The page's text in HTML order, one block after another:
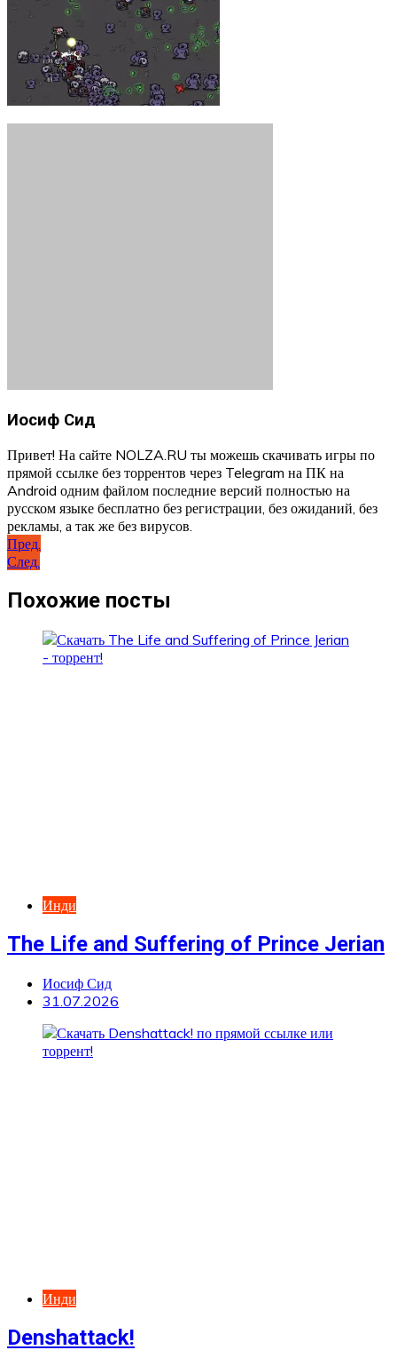
Иосиф Сид
Привет! На сайте NOLZA.RU ты можешь скачивать игры по
прямой ссылке без торрентов через Telegram на ПК на
Android одним файлом последние версий полностью на
русском языке бесплатно без регистрации, без ожиданий, без
рекламы, а так же без вирусов.
Навигация
по
записям
Пред.
След.
Похожие посты
Инди
The Life and Suffering of Prince Jerian
Иосиф Сид
31.07.2026
Инди
Denshattack!